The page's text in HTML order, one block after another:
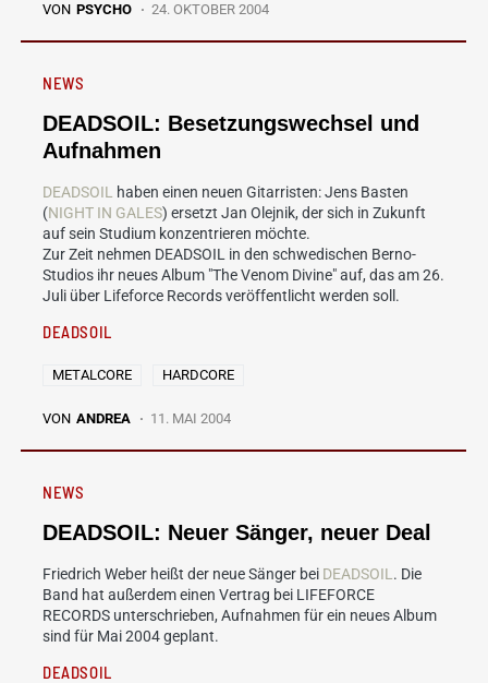
VON PSYCHO 24. OKTOBER 2004
NEWS
DEADSOIL: Besetzungswechsel und
Aufnahmen
DEADSOIL
haben einen neuen Gitarristen: Jens Basten
(NIGHT IN GALES) ersetzt Jan Olejnik, der sich in Zukunft
auf sein Studium konzentrieren möchte.
Zur Zeit nehmen DEADSOIL in den schwedischen Berno-
Studios ihr neues Album "The Venom Divine" auf, das am 26.
Juli über Lifeforce Records veröffentlicht werden soll.
DEADSOIL
METALCORE HARDCORE
VON ANDREA 11. MAI 2004
NEWS
DEADSOIL: Neuer Sänger, neuer Deal
Friedrich Weber heißt der neue Sänger bei DEADSOIL . Die
Band hat außerdem einen Vertrag bei LIFEFORCE
RECORDS unterschrieben, Aufnahmen für ein neues Album
sind für Mai 2004 geplant.
DEADSOIL